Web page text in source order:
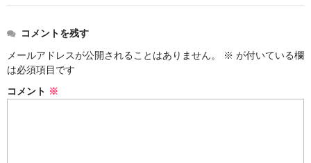
キャラクター
コメントを残す
メールアドレスが公開されることはありません。
※ が付いている欄
は必須項目です
コメント ※